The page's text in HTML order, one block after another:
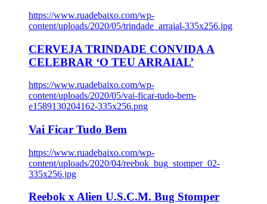
https://www.ruadebaixo.com/wp-
content/uploads/2020/05/trindade_arraial-335x256.jpg
CERVEJA TRINDADE CONVIDA A
CELEBRAR ‘O TEU ARRAIAL’
https://www.ruadebaixo.com/wp-
content/uploads/2020/05/vai-ficar-tudo-bem-
e1589130204162-335x256.png
Vai Ficar Tudo Bem
https://www.ruadebaixo.com/wp-
content/uploads/2020/04/reebok_bug_stomper_02-
335x256.jpg
Reebok x Alien U.S.C.M. Bug Stomper